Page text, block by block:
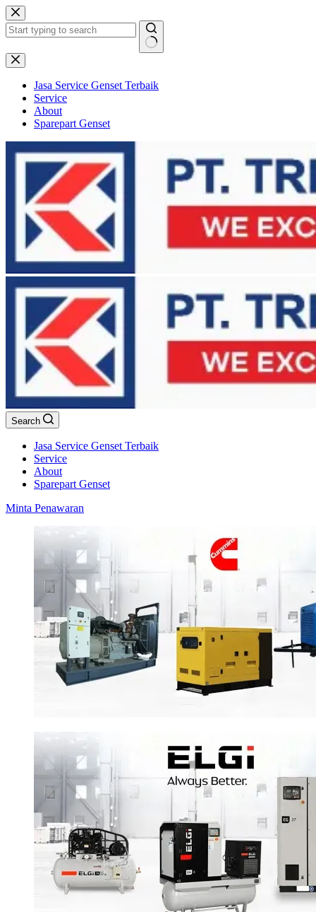
Skip
to
content
No
results
Jasa Service Genset Terbaik
Service
About
Sparepart Genset
Search
Jasa Service Genset Terbaik
Service
About
Sparepart Genset
Minta Penawaran